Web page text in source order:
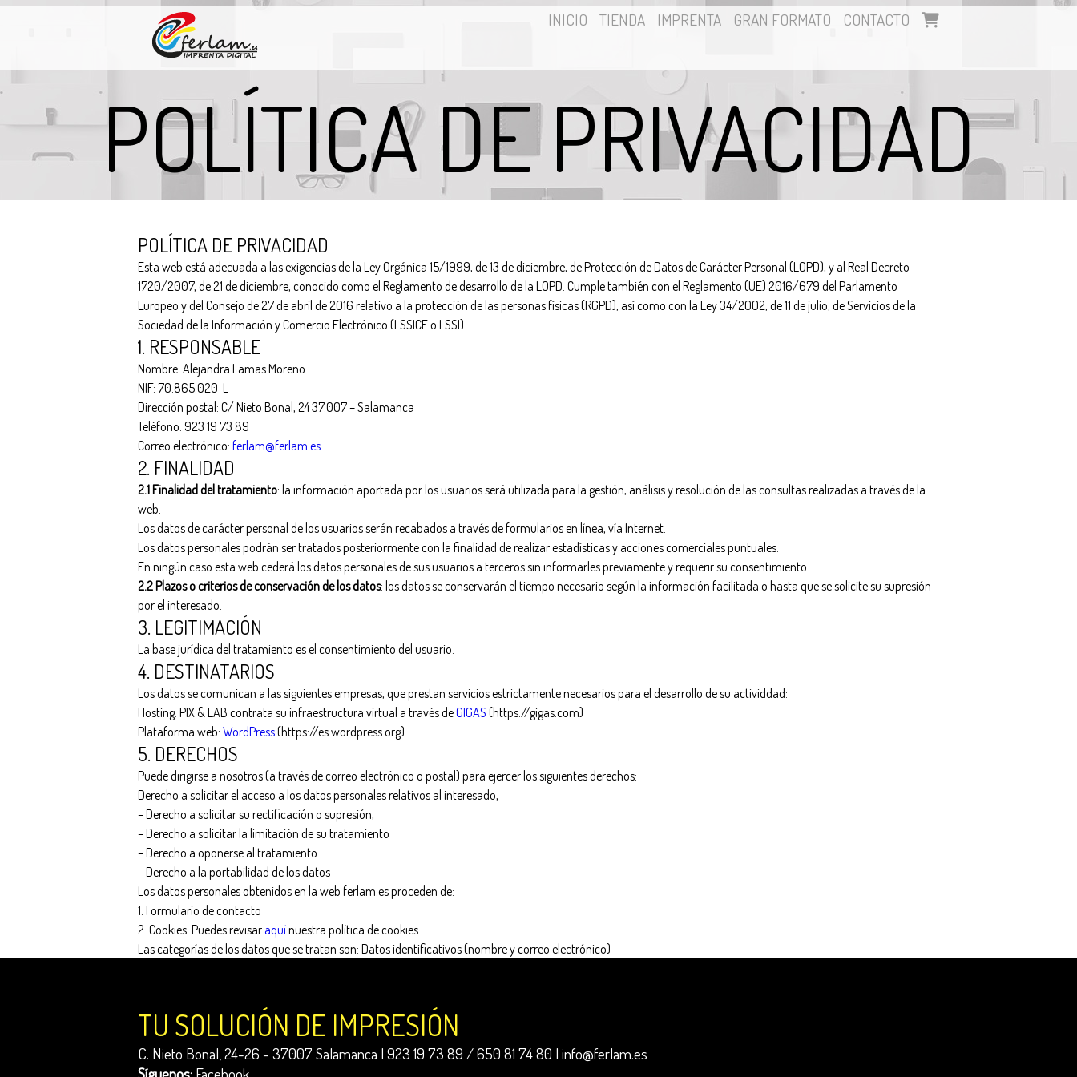
INICIO TIENDA IMPRENTA GRAN FORMATO CONTACTO
POLÍTICA DE PRIVACIDAD
POLÍTICA DE PRIVACIDAD
Esta web está adecuada a las exigencias de la Ley Orgánica 15/1999, de 13 de diciembre, de Protección de Datos de Carácter Personal (LOPD), y al Real Decreto
1720/2007, de 21 de diciembre, conocido como el Reglamento de desarrollo de la LOPD. Cumple también con el Reglamento (UE) 2016/679 del Parlamento
Europeo y del Consejo de 27 de abril de 2016 relativo a la protección de las personas físicas (RGPD), así como con la Ley 34/2002, de 11 de julio, de Servicios de la
Sociedad de la Información y Comercio Electrónico (LSSICE o LSSI).
1. RESPONSABLE
Nombre: Alejandra Lamas Moreno
NIF: 70.865.020-L
Dirección postal: C/ Nieto Bonal, 24 37.007 – Salamanca
Teléfono: 923 19 73 89
Correo electrónico: ferlam@ferlam.es
2. FINALIDAD
2.1 Finalidad del tratamiento: la información aportada por los usuarios será utilizada para la gestión, análisis y resolución de las consultas realizadas a través de la
web.
Los datos de carácter personal de los usuarios serán recabados a través de formularios en línea, vía Internet.
Los datos personales podrán ser tratados posteriormente con la finalidad de realizar estadísticas y acciones comerciales puntuales.
En ningún caso esta web cederá los datos personales de sus usuarios a terceros sin informarles previamente y requerir su consentimiento.
2.2 Plazos o criterios de conservación de los datos: los datos se conservarán el tiempo necesario según la información facilitada o hasta que se solicite su supresión
por el interesado.
3. LEGITIMACIÓN
La base jurídica del tratamiento es el consentimiento del usuario.
4. DESTINATARIOS
Los datos se comunican a las siguientes empresas, que prestan servicios estrictamente necesarios para el desarrollo de su actividdad:
Hosting: PIX & LAB contrata su infraestructura virtual a través deGIGAS (https://gigas.com)
Plataforma web: WordPress(https://es.wordpress.org)
5. DERECHOS
Puede dirigirse a nosotros (a través de correo electrónico o postal) para ejercer los siguientes derechos:
Derecho a solicitar el acceso a los datos personales relativos al interesado,
– Derecho a solicitar su rectificación o supresión,
– Derecho a solicitar la limitación de su tratamiento
– Derecho a oponerse al tratamiento
– Derecho a la portabilidad de los datos
Los datos personales obtenidos en la web ferlam.es proceden de:
1. Formulario de contacto
2. Cookies. Puedes revisar aquínuestra política de cookies.
Las categorías de los datos que se tratan son: Datos identificativos (nombre y correo electrónico)
TU SOLUCIÓN DE IMPRESIÓN
C. Nieto Bonal, 24-26 - 37007 Salamanca | 923 19 73 89 / 650 81 74 80 | info@ferlam.es